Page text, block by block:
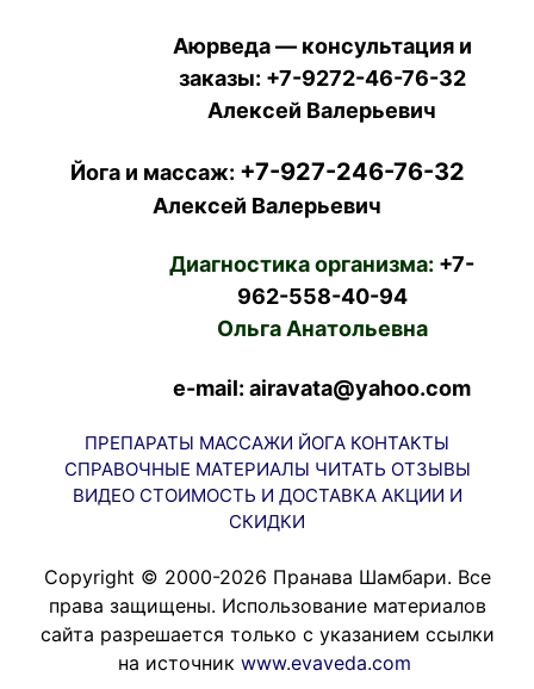
Аюрведа — консультация и
заказы: +7-9272-46-76-32
Алексей Валерьевич
Йога и массаж: +7-927-246-76-32
Алексей Валерьевич
Диагностика организма: +7-
962-558-40-94
Ольга Анатольевна
e-mail: airavata@yahoo.com
ПРЕПАРАТЫ МАССАЖИ ЙОГА КОНТАКТЫ
СПРАВОЧНЫЕ МАТЕРИАЛЫ ЧИТАТЬ ОТЗЫВЫ
ВИДЕО СТОИМОСТЬ И ДОСТАВКА АКЦИИ И
СКИДКИ
Copyright © 2000-2026 Пранава Шамбари. Все
права защищены. Использование материалов
сайта разрешается только с указанием ссылки
на источник www.evaveda.com